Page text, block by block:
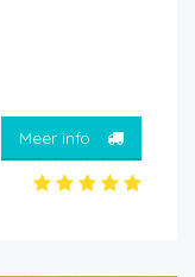
Meer info